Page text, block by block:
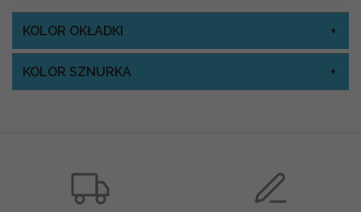
KOLOR OKŁADKI
KOLOR SZNURKA